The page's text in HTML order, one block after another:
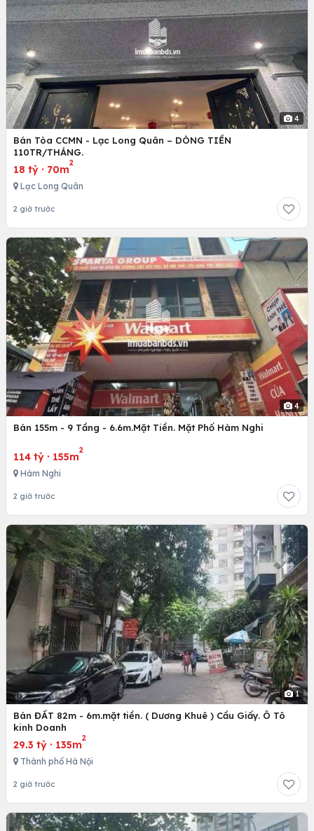
4
Bán Tòa CCMN - Lạc Long Quân – DÒNG TIỀN
110TR/THÁNG.
18 tỷ · 70m
2
Lạc Long Quân
2 giờ trước
4
Bán 155m - 9 Tầng - 6.6m.Mặt Tiền. Mặt Phố Hàm Nghi
114 tỷ · 155m
2
Hàm Nghi
2 giờ trước
1
Bán ĐẤT 82m - 6m.mặt tiền. ( Dương Khuê ) Cầu Giấy. Ô Tô
kinh Doanh
29.3 tỷ · 135m
2
Thành phố Hà Nội
2 giờ trước